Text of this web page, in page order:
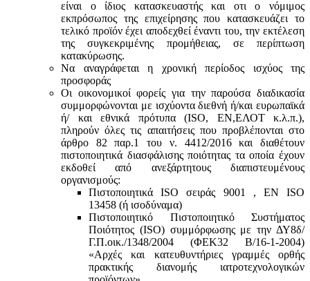
είναι ο ίδιος κατασκευαστής και oτι ο νόμιμος
εκπρόσωπος της επιχείρησης που κατασκευάζει το
τελικό προϊόν έχει αποδεχθεί έναντι του, την εκτέλεση
της συγκεκριμένης προμήθειας, σε περίπτωση
κατακύρωσης.
Να αναγράφεται η χρονική περίοδος ισχύος της
προσφοράς
Οι οικονομικοί φορείς για την παρούσα διαδικασία
συμμορφώνονται με ισχύοντα διεθνή ή/και ευρωπαϊκά
ή/ και εθνικά πρότυπα (ISO, ΕΝ,ΕΛΟΤ κ.λ.π.),
πληρούν όλες τις απαιτήσεις που προβλέπονται στο
άρθρο 82 παρ.1 του ν. 4412/2016 και διαθέτουν
πιστοποιητικά διασφάλισης ποιότητας τα οποία έχουν
εκδοθεί από ανεξάρτητους διαπιστευμένους
οργανισμούς:
Πιστοποιητικά ISO σειράς 9001 , ΕΝ ISO
13458 (ή ισοδύναμα)
Πιστοποιητικό Πιστοποιητικό Συστήματος
Ποιότητος (ISO) συμμόρφωσης με την ΔΥ8δ/
Γ.Π.οικ./1348/2004 (ΦΕΚ32 Β/16-1-2004)
«Αρχές και κατευθυντήριες γραμμές ορθής
πρακτικής διανομής ιατροτεχνολογικών